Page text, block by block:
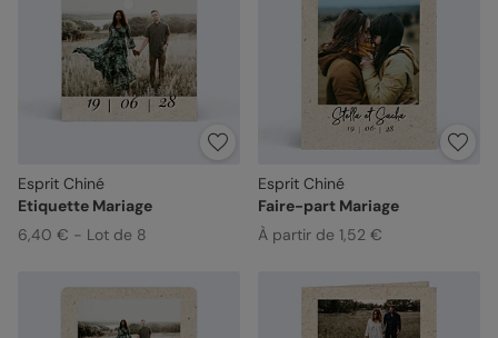
Esprit Chiné
Etiquette Mariage
6,40 € - Lot de 8
Esprit Chiné
Faire-part Mariage
À partir de 1,52 €